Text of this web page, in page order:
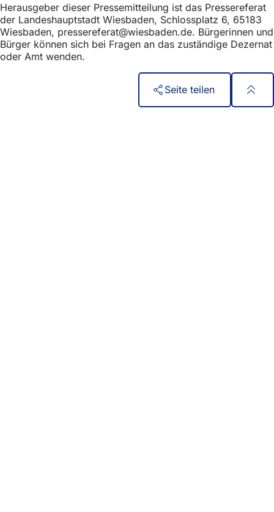
Herausgeber dieser Pressemitteilung ist das Pressereferat
der Landeshauptstadt Wiesbaden, Schlossplatz 6, 65183
Wiesbaden, pressereferat wiesbaden de. Bürgerinnen und
Bürger können sich bei Fragen an das zuständige Dezernat
oder Amt wenden.
Seite teilen